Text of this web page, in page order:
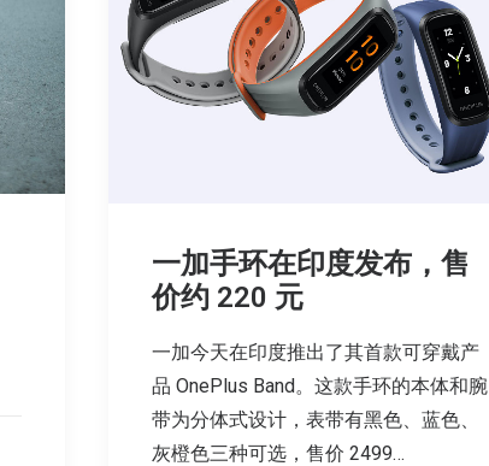
一加手环在印度发布，售
价约 220 元
一加今天在印度推出了其首款可穿戴产
品 OnePlus Band。这款手环的本体和腕
带为分体式设计，表带有黑色、蓝色、
灰橙色三种可选，售价 2499…